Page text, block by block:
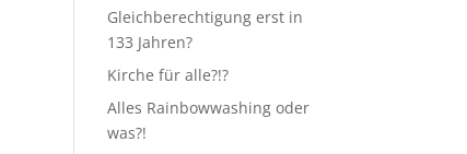
Gleichberechtigung erst in
133 Jahren?
Kirche für alle?!?
Alles Rainbowwashing oder
was?!